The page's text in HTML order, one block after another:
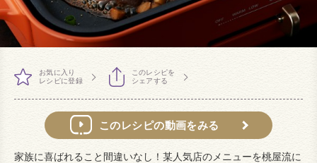
お気に入り
レシピに登録
このレシピを
シェアする
このレシピの動画をみる
家族に喜ばれること間違いなし！某人気店のメニューを桃屋流に